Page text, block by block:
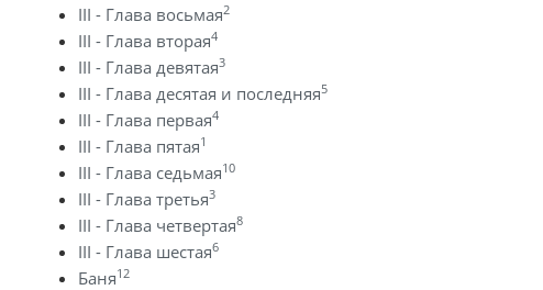
III - Глава восьмая2
III - Глава вторая4
III - Глава девятая3
III - Глава десятая и последняя5
III - Глава первая4
III - Глава пятая1
III - Глава седьмая10
III - Глава третья3
III - Глава четвертая8
III - Глава шестая6
Баня12